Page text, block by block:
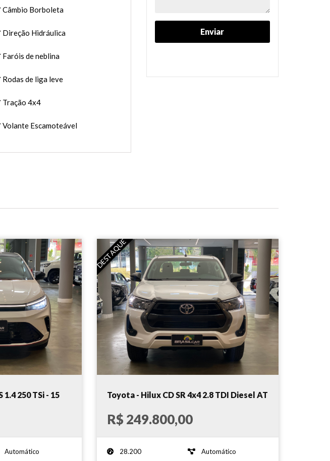
Câmbio Borboleta
Direção Hidráulica
Faróis de neblina
Rodas de liga leve
Tração 4x4
Volante Escamoteável
250 TSi - 15
Automático
DESTAQUE
Toyota - Hilux CD SR 4x4 2.8 TDI Diesel AT
- 28 Mil km!!! - 2025
R$ 249.800,00
28.200
Automático